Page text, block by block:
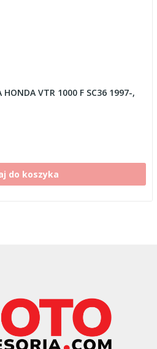
VTR 1000 F SC36 1997-,
do koszyka